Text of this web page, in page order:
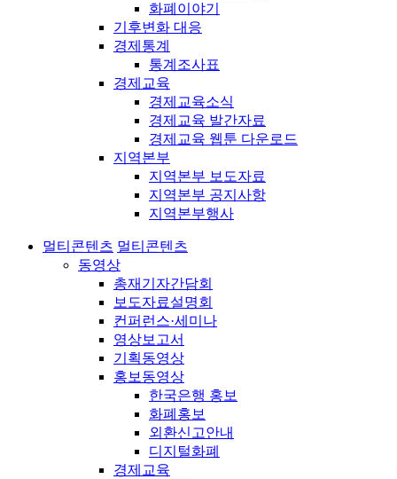
화폐이야기
기후변화 대응
경제통계
통계조사표
경제교육
경제교육소식
경제교육 발간자료
경제교육 웹툰 다운로드
지역본부
지역본부 보도자료
지역본부 공지사항
지역본부행사
멀티콘텐츠 멀티콘텐츠
동영상
총재기자간담회
보도자료설명회
컨퍼런스·세미나
영상보고서
기획동영상
홍보동영상
한국은행 홍보
화폐홍보
외환신고안내
디지털화폐
경제교육